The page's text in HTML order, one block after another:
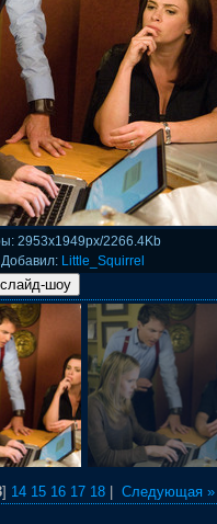
: 2953x1949px/2266.4Kb
Добавил: Little_Squirrel
] 14 15 16 17 18| Следующая »